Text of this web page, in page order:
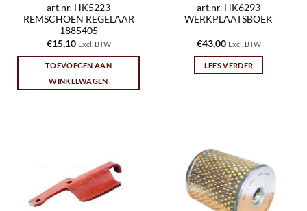
art.nr. HK5223
REMSCHOEN REGELAAR
1885405
€15,10 Excl. BTW
TOEVOEGEN AAN
WINKELWAGEN
art.nr. HK6293
WERKPLAATSBOEK
€43,00 Excl. BTW
LEES VERDER